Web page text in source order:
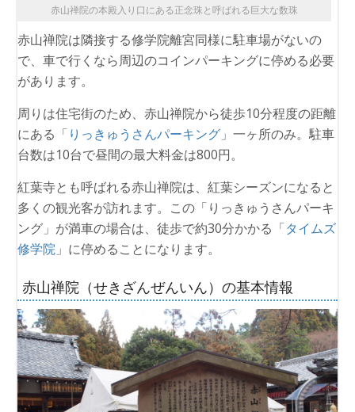
赤山禅院の本殿入り口にある正念珠と呼ばれる巨大な数珠
赤山禅院は隣接する修学院離宮同様に駐車場がないの
で、車で行くなら周辺のコインパーキングに停める必要
があります。
周りは住宅街のため、赤山禅院から徒歩10分程度の距離
にある「りっきゅうさんパーキング」一ヶ所のみ。駐車
台数は10台で昼間の最大料金は800円。
紅葉寺とも呼ばれる赤山禅院は、紅葉シーズンになると
多くの観光客が訪れます。この「りっきゅうさんパーキ
ング」が満車の場合は、徒歩で約30分かかる「タイムズ
修学院」に停めることになります。
赤山禅院（せきざんぜんいん）の基本情報